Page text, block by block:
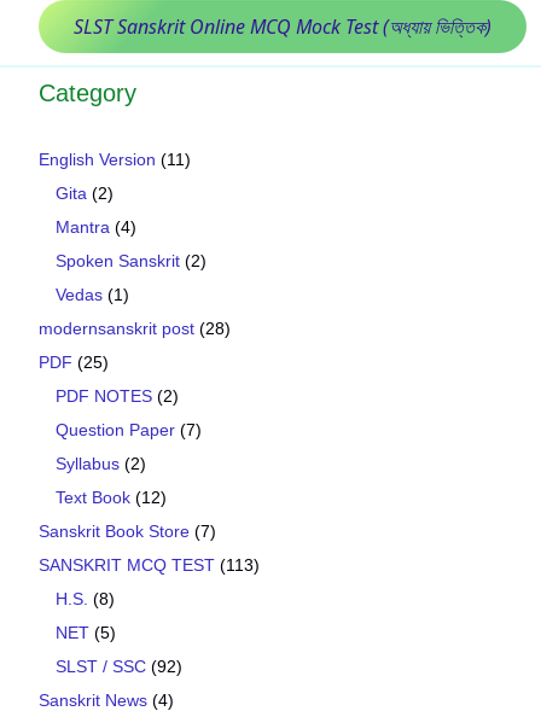
SLST Sanskrit Online MCQ Mock Test (অধ্যায় ভিত্তিক)
Category
English Version (11)
Gita (2)
Mantra (4)
Spoken Sanskrit (2)
Vedas (1)
modernsanskrit post (28)
PDF (25)
PDF NOTES (2)
Question Paper (7)
Syllabus (2)
Text Book (12)
Sanskrit Book Store (7)
SANSKRIT MCQ TEST (113)
H.S. (8)
NET (5)
SLST / SSC (92)
Sanskrit News (4)